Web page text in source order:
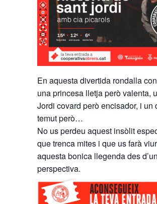
En aquesta divertida rondalla
una princesa lletja però valenta,
Jordi covard però encisador, i un
temut però…
No us perdeu aquest insòlit
que trenca mites i que us farà
aquesta bonica llegenda des
perspectiva.